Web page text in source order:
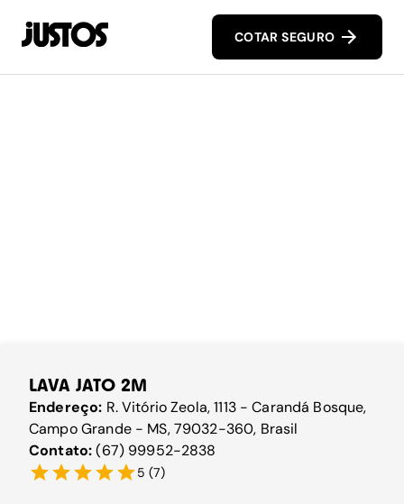
COTAR SEGURO
LAVA JATO 2M
Endereço: R. Vitório Zeola, 1113 - Carandá Bosque,
Campo Grande - MS, 79032-360, Brasil
Contato:(67) 99952-2838
5 (7)